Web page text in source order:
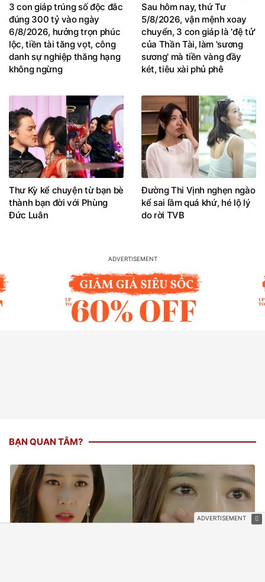
3 con giáp trúng số độc đắc
đúng 300 tỷ vào ngày
6/8/2026, hưởng trọn phúc
lộc, tiền tài tăng vọt, công
danh sự nghiệp thăng hạng
không ngừng
Sau hôm nay, thứ Tư
5/8/2026, vận mệnh xoay
chuyển, 3 con giáp là 'đệ tử'
của Thần Tài, làm 'sương
sương' mà tiền vàng đầy
két, tiêu xài phủ phê
Thư Kỳ kể chuyện từ bạn bè
thành bạn đời với Phùng
Đức Luân
Đường Thi Vịnh nghẹn ngào
kể sai lầm quá khứ, hé lộ lý
do rời TVB
BẠN QUAN TÂM?